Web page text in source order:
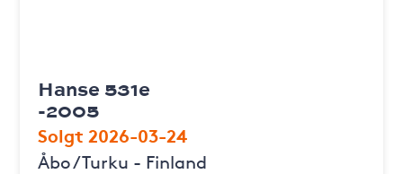
Hanse 531e
-2005
Solgt 2026-03-24
Åbo / Turku - Finland